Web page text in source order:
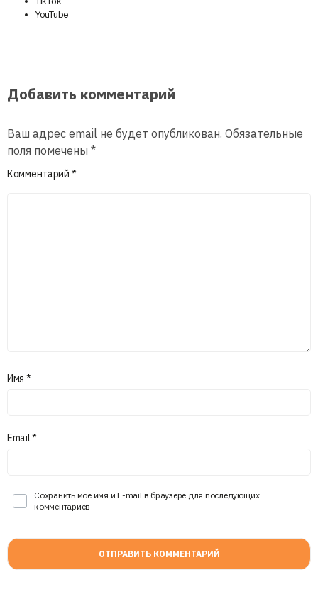
YouTube
Добавить комментарий
Ваш адрес email не будет опубликован. Обязательные
поля помечены *
Комментарий *
Имя *
Email*
Сохранить моё имя и E-mail в браузере для последующих
комментариев